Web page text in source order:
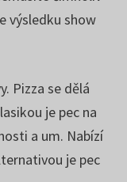
výsledku show
Pizza se dělá
je pec na
a um. Nabízí
je pec